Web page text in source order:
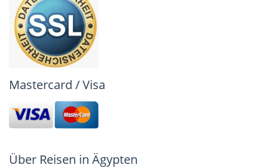
Mastercard / Visa
Über Reisen in Ägypten